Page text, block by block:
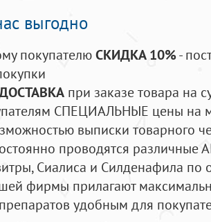
выгодно
покупателюСКИДКА 10%-
при заказе товара на
СПЕЦИАЛЬНЫЕ цены на
выписки товарного
проводятся
Сиалиса и Силденафила по
фирмы прилагают
удобным для